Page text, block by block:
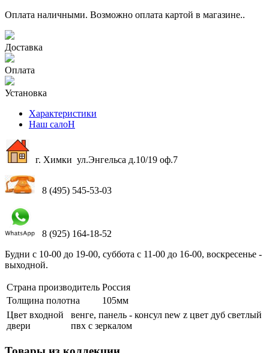
Оплата наличными. Возможно оплата картой в магазине..
Доставка
Оплата
Установка
Характеристики
Наш салоН
г. Химки ул.Энгельса д.10/19 оф.7
8 (495) 545-53-03
8 (925) 164-18-52
Будни с 10-00 до 19-00, суббота с 11-00 до 16-00, воскресенье -
выходной.
Страна производитель Россия
Толщина полотна
105мм
Цвет входной
двери
венге, панель - консул new z цвет дуб светлый
пвх с зеркалом